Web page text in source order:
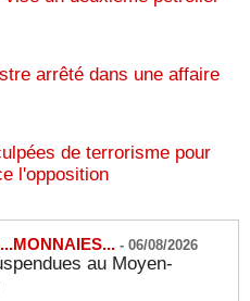
arrêté dans une affaire
de terrorisme pour
l'opposition
- 06/08/2026
au Moyen-